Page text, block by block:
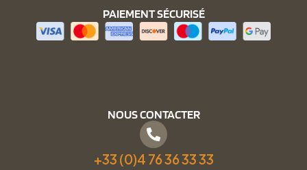
PAIEMENT SÉCURISÉ
NOUS CONTACTER
+33 (0)4 76 36 33 33